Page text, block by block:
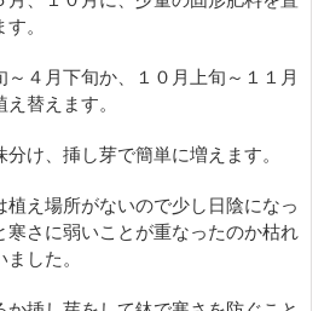
。
～４月下旬か、１０月上旬～１１月
替えます。
分け、挿し芽で簡単に増えます。
植え場所がないので少し日陰になっ
寒さに弱いことが重なったのか枯れ
した。